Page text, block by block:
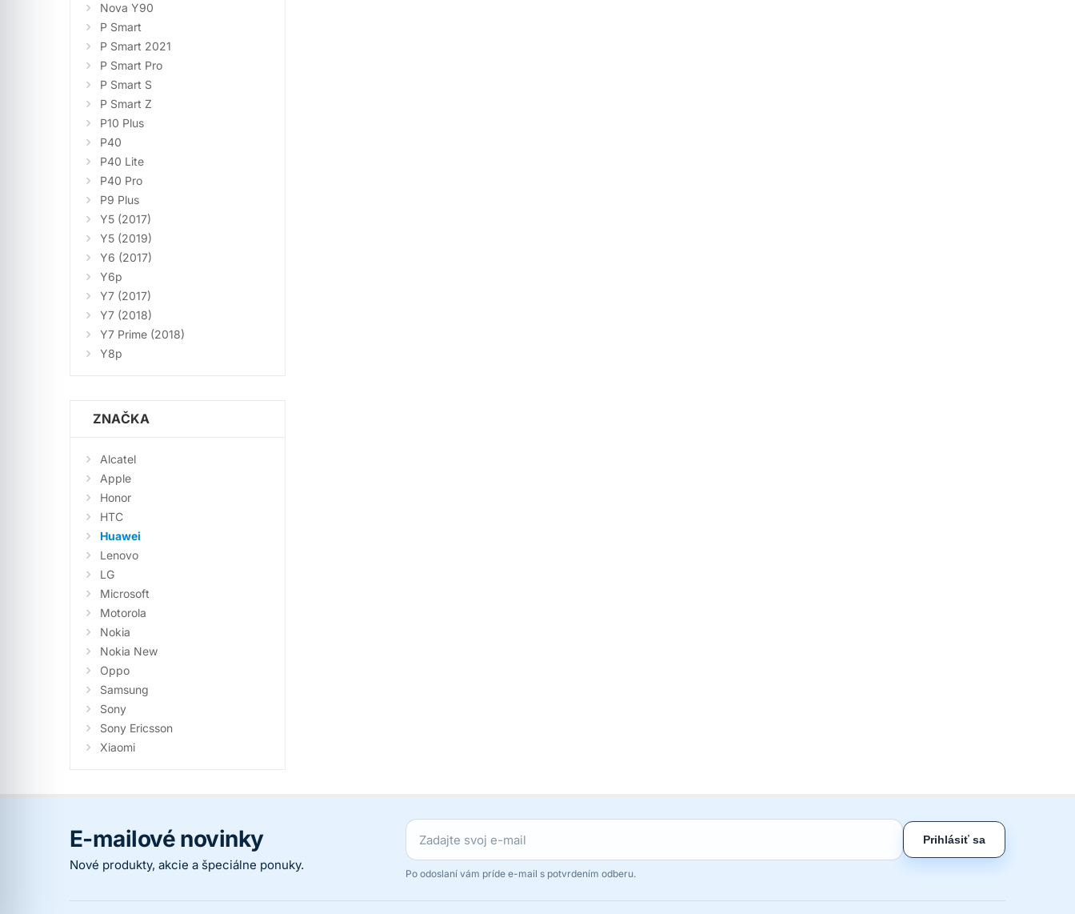
Nova Y90
P Smart
P Smart 2021
P Smart Pro
P Smart S
P Smart Z
P10 Plus
P40
P40 Lite
P40 Pro
P9 Plus
Y5 (2017)
Y5 (2019)
Y6 (2017)
Y6p
Y7 (2017)
Y7 (2018)
Y7 Prime (2018)
Y8p
ZNAČKA
Alcatel
Apple
Honor
HTC
Huawei
Lenovo
LG
Microsoft
Motorola
Nokia
Nokia New
Oppo
Samsung
Sony
Sony Ericsson
Xiaomi
E-mailové novinky
Nové produkty, akcie a špeciálne ponuky.
Prihlásiť sa
Po odoslaní vám príde e-mail s potvrdením odberu.